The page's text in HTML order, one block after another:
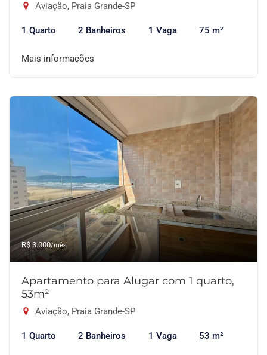
Aviação, Praia Grande-SP
1 Quarto 2 Banheiros 1 Vaga 75 m²
Mais informações
R$ 3.000/mês
Apartamento para Alugar com 1 quarto,
53m²
Aviação, Praia Grande-SP
1 Quarto 2 Banheiros 1 Vaga 53 m²